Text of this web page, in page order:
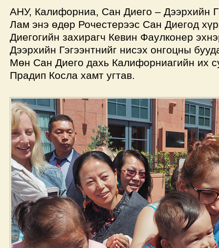
АНУ, Калифорниа, Сан Диего – Дээрхийн
Лам энэ өдөр Рочестерээс Сан Диегод
Диегогийн захирагч Кевин Фаулконер
Дээрхийн Гэгээнтнийг нисэх онгоцны
Мөн Сан Диего дахь Калифорниагийн их
Прадип Косла хамт угтав.